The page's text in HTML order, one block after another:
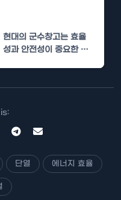
현대의 군수창고는 효율
성과 안전성이 중요한 환
은 특정한…
단열 에너지 효율